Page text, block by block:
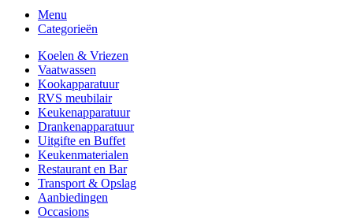
Menu
Categorieën
Koelen & Vriezen
Vaatwassen
Kookapparatuur
RVS meubilair
Keukenapparatuur
Drankenapparatuur
Uitgifte en Buffet
Keukenmaterialen
Restaurant en Bar
Transport & Opslag
Aanbiedingen
Occasions